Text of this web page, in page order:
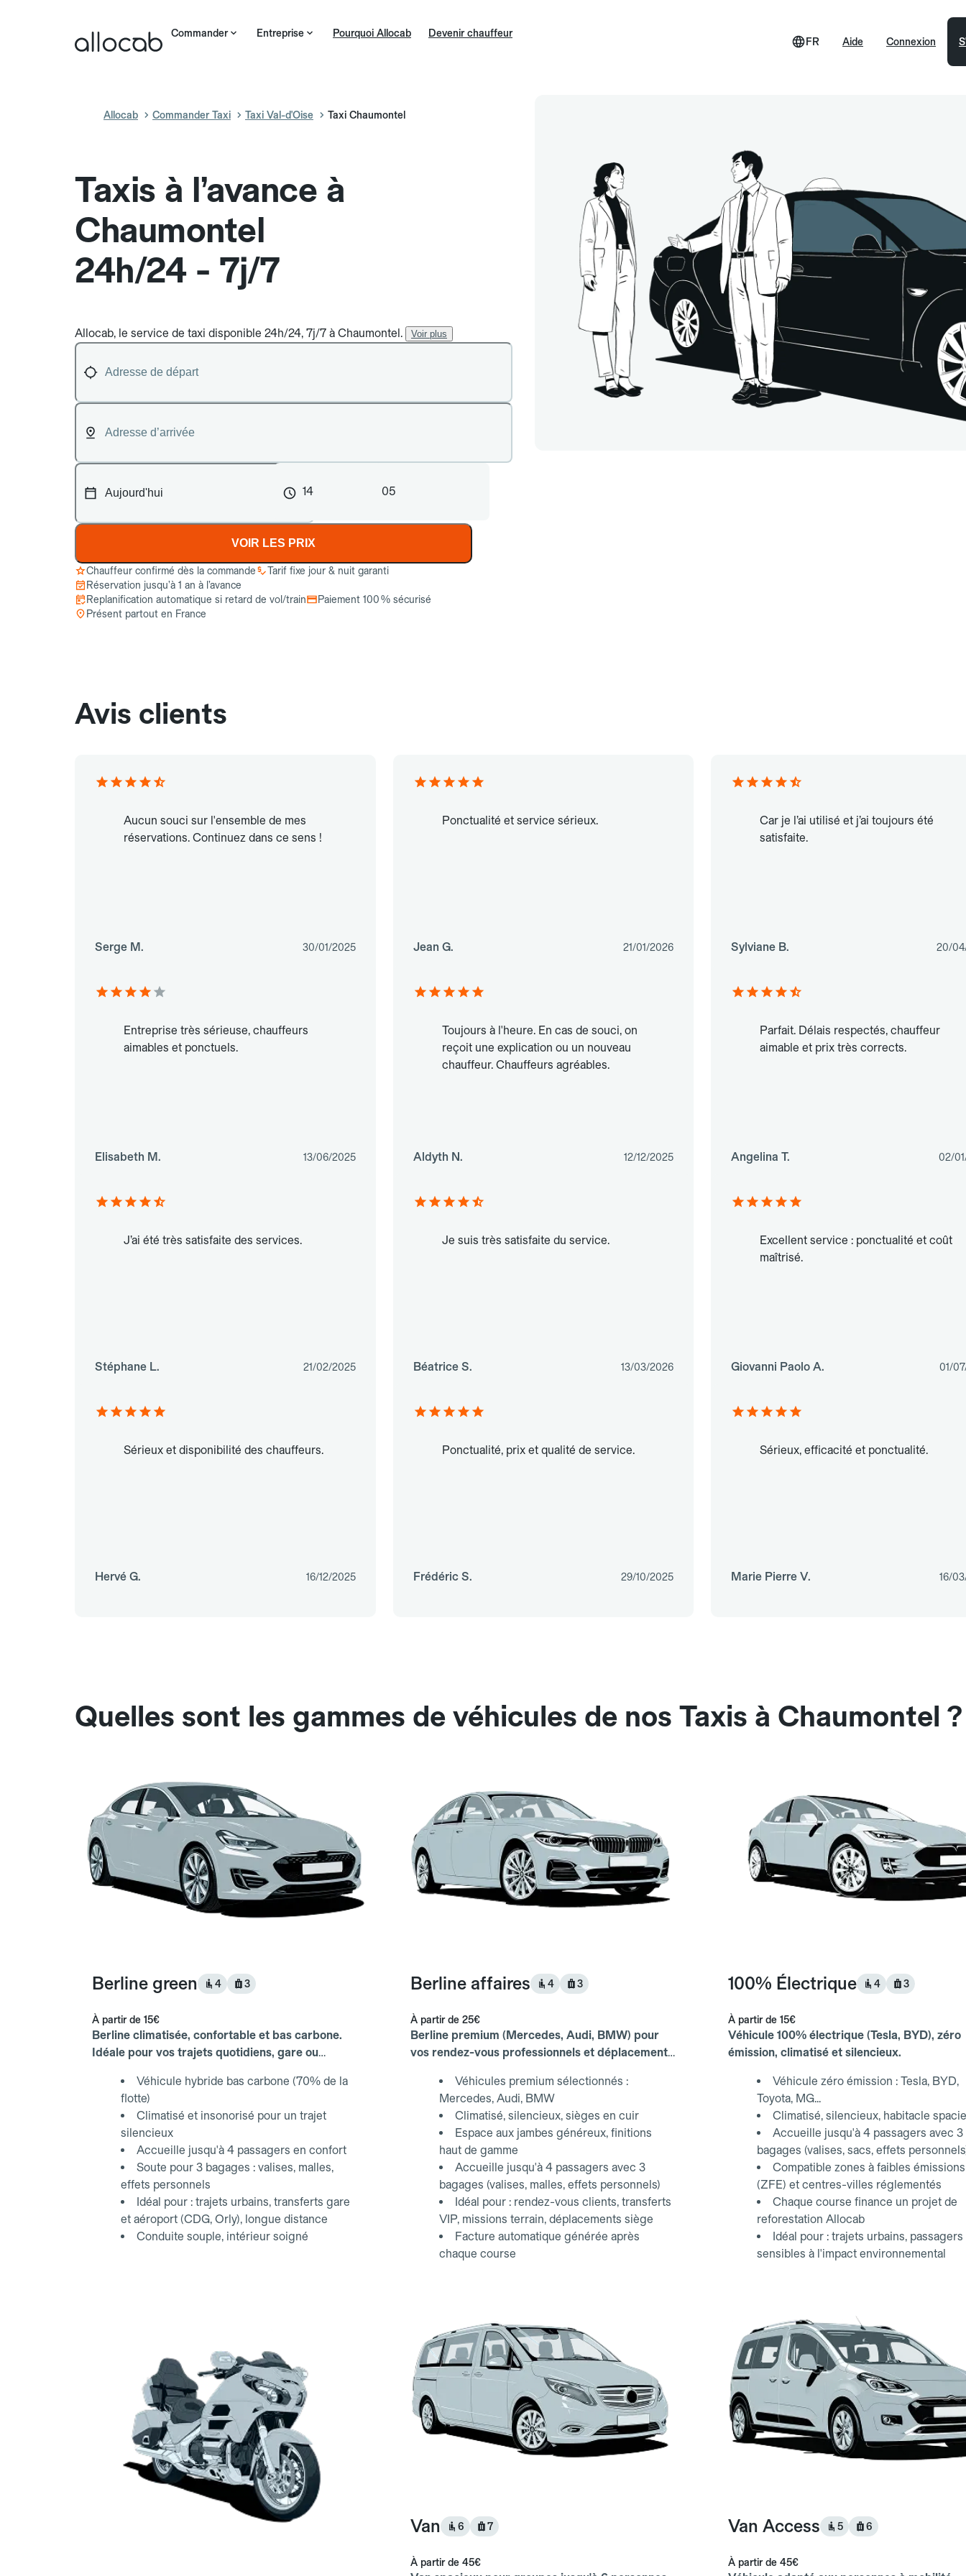
Commander Entreprise Pourquoi Allocab Devenir chauffeur
Aide
FR Connexion
Allocab Commander Taxi Taxi Val-d'Oise Taxi Chaumontel
Taxis à l’avance à
Chaumontel
24h/24 - 7j/7
Allocab, le service de taxi disponible 24h/24, 7j/7 à Chaumontel. Voir plus
14 05
VOIR LES PRIX
Chauffeur confirmé dès la commande
Tarif fixe jour & nuit garanti
Réservation jusqu’à 1 an à l’avance
Replanification automatique si retard de vol/train
Paiement 100 % sécurisé
Présent partout en France
Avis clients
Aucun souci sur l'ensemble de mes
réservations. Continuez dans ce sens !
Serge M. 30/01/2025
Ponctualité et service sérieux.
Jean G. 21/01/2026
Car je l’ai utilisé et j’ai toujours été
satisfaite.
Sylviane B. 20/
Entreprise très sérieuse, chauffeurs
aimables et ponctuels.
Elisabeth M. 13/06/2025
Toujours à l'heure. En cas de souci, on
reçoit une explication ou un nouveau
chauffeur. Chauffeurs agréables.
Aldyth N. 12/12/2025
Parfait. Délais respectés, chauffeur
aimable et prix très corrects.
Angelina T. 02/
J’ai été très satisfaite des services.
Stéphane L. 21/02/2025
Je suis très satisfaite du service.
Béatrice S. 13/03/2026
Excellent service : ponctualité et coût
maîtrisé.
Giovanni Paolo A. 01/
Sérieux et disponibilité des chauffeurs.
Hervé G. 16/12/2025
Ponctualité, prix et qualité de service.
Frédéric S. 29/10/2025
Sérieux, efficacité et ponctualité.
Marie Pierre V. 16/
Quelles sont les gammes de véhicules de nos Taxis à Chaumontel ?
Berline green 4 3
À partir de 15€
Berline climatisée, confortable et bas carbone.
Idéale pour vos trajets quotidiens, gare ou
Véhicule hybride bas carbone (70% de la
flotte)
Climatisé et insonorisé pour un trajet
silencieux
Accueille jusqu'à 4 passagers en confort
Soute pour 3 bagages : valises, malles,
effets personnels
Idéal pour : trajets urbains, transferts gare
et aéroport (CDG, Orly), longue distance
Conduite souple, intérieur soigné
Berline affaires 4 3
À partir de 25€
Berline premium (Mercedes, Audi, BMW) pour
vos rendez-vous professionnels et déplacements
Véhicules premium sélectionnés :
Mercedes, Audi, BMW
Climatisé, silencieux, sièges en cuir
Espace aux jambes généreux, finitions
haut de gamme
Accueille jusqu'à 4 passagers avec 3
bagages (valises, malles, effets personnels)
Idéal pour : rendez-vous clients, transferts
VIP, missions terrain, déplacements siège
Facture automatique générée après
chaque course
100% Électrique 4 3
À partir de 15€
Véhicule 100% électrique (Tesla, BYD), zéro
émission, climatisé et silencieux.
Véhicule zéro émission : Tesla, BYD,
Toyota, MG...
Climatisé, silencieux, habitacle
Accueille jusqu'à 4 passagers avec 3
bagages (valises, sacs, effets
Compatible zones à faibles émissions
(ZFE) et centres-villes réglementés
Chaque course finance un projet de
reforestation Allocab
Idéal pour : trajets urbains, passagers
sensibles à l'impact environnemental
Van 6 7
À partir de 45€
Van Access 5 6
À partir de 45€